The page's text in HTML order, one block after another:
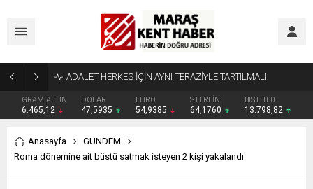
GRAM ALTIN
6.465,12
DOLAR
47,5935
EURO
54,9385
STERLİN
64,1760
BIST 100
13.798,82
Anasayfa
GÜNDEM
Roma dönemine ait büstü satmak isteyen 2 kişi yakalandı